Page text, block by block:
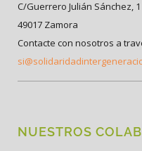
C/Guerrero Julián Sánchez, 1
49017 Zamora
Contacte con nosotros a
NUESTROS